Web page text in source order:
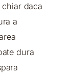
daca
a
dura